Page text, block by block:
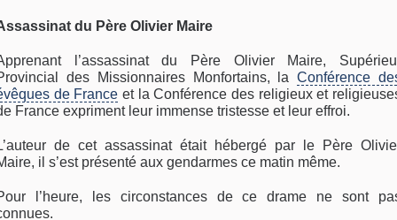
du Père Olivier Maire
l’assassinat du Père Olivier Maire,
des Missionnaires Monfortains, laConférence
de France et la Conférence des religieux et
France expriment leur immense tristesse et leur effroi.
de cet assassinat était hébergé par le Père
il s’est présenté aux gendarmes ce matin même.
l’heure, les circonstances de ce drame ne sont